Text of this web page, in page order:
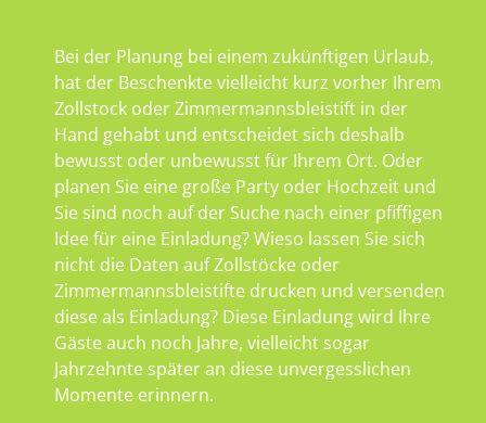
Bei der Planung bei einem zukünftigen Urlaub,
hat der Beschenkte vielleicht kurz vorher Ihrem
Zollstock oder Zimmermannsbleistift in der
Hand gehabt und entscheidet sich deshalb
bewusst oder unbewusst für Ihrem Ort. Oder
planen Sie eine große Party oder Hochzeit und
Sie sind noch auf der Suche nach einer pfiffigen
Idee für eine Einladung? Wieso lassen Sie sich
nicht die Daten auf Zollstöcke oder
Zimmermannsbleistifte drucken und versenden
diese als Einladung? Diese Einladung wird Ihre
Gäste auch noch Jahre, vielleicht sogar
Jahrzehnte später an diese unvergesslichen
Momente erinnern.